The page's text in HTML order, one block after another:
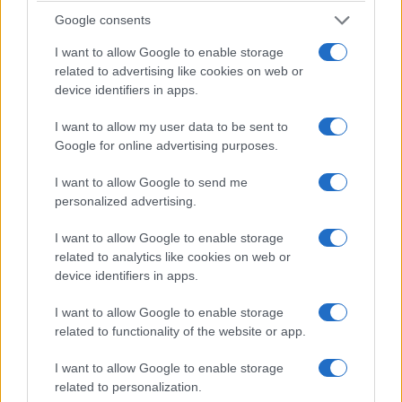
Google consents
I want to allow Google to enable storage
related to advertising like cookies on web or
device identifiers in apps.
I want to allow my user data to be sent to
Google for online advertising purposes.
I want to allow Google to send me
personalized advertising.
I want to allow Google to enable storage
related to analytics like cookies on web or
device identifiers in apps.
I want to allow Google to enable storage
related to functionality of the website or app.
I want to allow Google to enable storage
related to personalization.